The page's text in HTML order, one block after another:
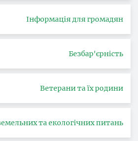
Інформація для громадян
Безбар'єрність
Ветерани та їх родини
та екологічних питань